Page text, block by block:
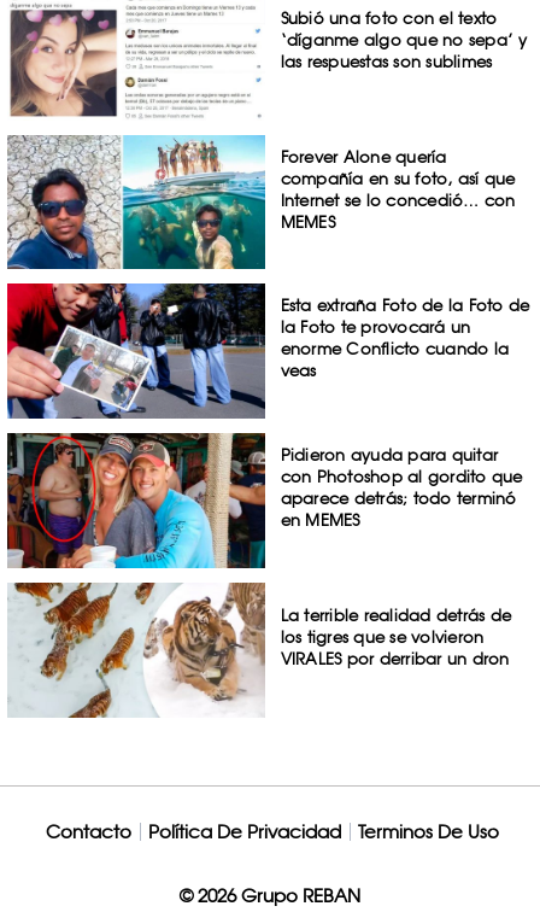
Subió una foto con el texto
‘díganme algo que no sepa’ y
las respuestas son sublimes
Forever Alone quería
compañía en su foto, así que
Internet se lo concedió… con
MEMES
Esta extraña Foto de la Foto de
la Foto te provocará un
enorme Conflicto cuando la
veas
Pidieron ayuda para quitar
con Photoshop al gordito que
aparece detrás; todo terminó
en MEMES
La terrible realidad detrás de
los tigres que se volvieron
VIRALES por derribar un dron
Contacto Política De Privacidad Terminos De Uso
© 2026 Grupo REBAN